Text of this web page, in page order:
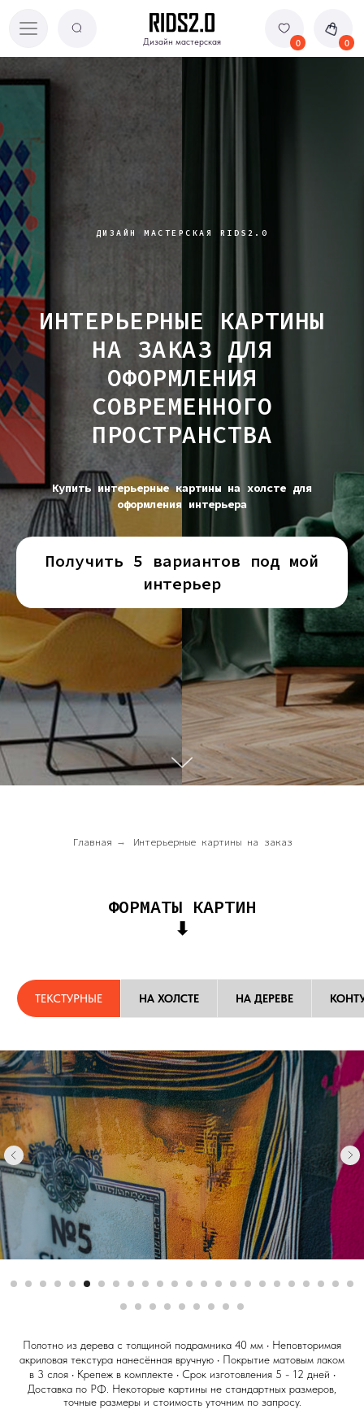
Дизайн мастерская 0
Дизайн мастерская
ДИЗАЙН МАСТЕРСКАЯ RIDS2.0
ИНТЕРЬЕРНЫЕ КАРТИНЫ
НА ЗАКАЗ ДЛЯ
ОФОРМЛЕНИЯ
СОВРЕМЕННОГО
ПРОСТРАНСТВА
Купить интерьерные картины на холсте для
оформления интерьера
Получить 5 вариантов под мой
интерьер
Главная → Интерьерные картины на заказ
ФОРМАТЫ КАРТИН
⬇
ТЕКСТУРНЫЕ НА ХОЛСТЕ НА ДЕРЕВЕ
Полотно из дерева с толщиной подрамника 40 мм • Неповторимая
акриловая текстура нанесённая вручную • Покрытие матовым лаком
в 3 слоя • Крепеж в комплекте • Срок изготовления 5 - 12 дней •
Доставка по РФ. Некоторые картины не стандартных размеров,
точные размеры и стоимость уточним по запросу.